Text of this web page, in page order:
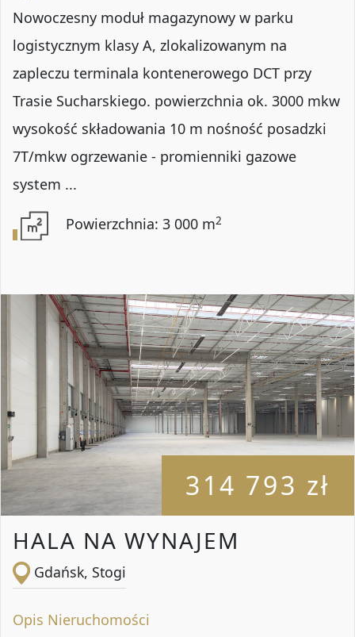
Nowoczesny moduł magazynowy w parku
logistycznym klasy A, zlokalizowanym na
zapleczu terminala kontenerowego DCT przy
Trasie Sucharskiego. powierzchnia ok. 3000 mkw
wysokość składowania 10 m nośność posadzki
7T/mkw ogrzewanie - promienniki gazowe
system ...
Powierzchnia: 3 000 m2
314 793 zł
HALA NA WYNAJEM
Gdańsk, Stogi
Opis Nieruchomości